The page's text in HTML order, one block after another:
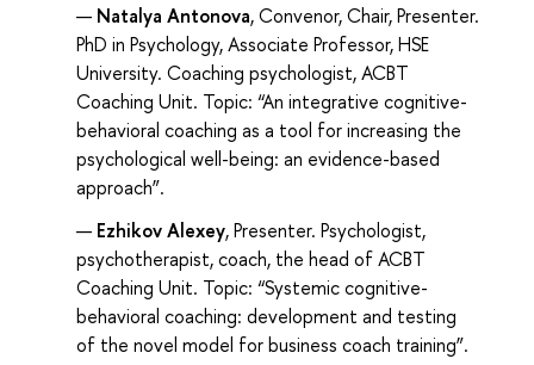
Natalya Antonova, Convenor, Chair, Presenter.
PhD in Psychology, Associate Professor, HSE
University. Coaching psychologist, ACBT
Coaching Unit. Topic: “An integrative cognitive-
behavioral coaching as a tool for increasing the
psychological well-being: an evidence-based
approach”.
Ezhikov Alexey, Presenter. Psychologist,
psychotherapist, coach, the head of ACBT
Coaching Unit. Topic: “Systemic cognitive-
behavioral coaching: development and testing
of the novel model for business coach training”.